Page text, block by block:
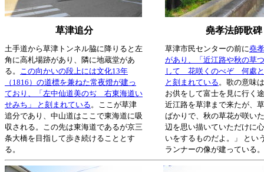
草津追分 堯孝法師歌碑
土手道から草津トンネル脇に降りると左
角に高札場跡があり、隣に地蔵堂があ
る。 この向かいの段上には文化13年
（1816）の道標を兼ねた常夜燈が建っ
ており、「左中仙道美のぢ 右東海道い
せみち」 と刻まれている。ここが草津
追分であり、中山道はここで東海道に吸
収される。この先は東海道であるが京三
条大橋を目指して歩き続けることとす
る。
草津市民センターの前に堯
があり、「近江路や秋の草
して 花咲くのべぞ 何處
と刻まれている。歌の意味
お供をして富士を見に行く
近江路を草津まで来たが、
ばかりで、秋の草花が咲い
辺を思い描いていただけに
いをするものだよ。」 とい
ランナーの像が建っている。